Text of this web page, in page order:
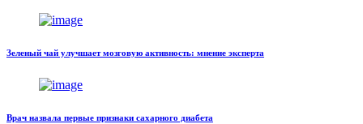
Зеленый чай улучшает мозговую активность: мнение эксперта
Врач назвала первые признаки сахарного диабета